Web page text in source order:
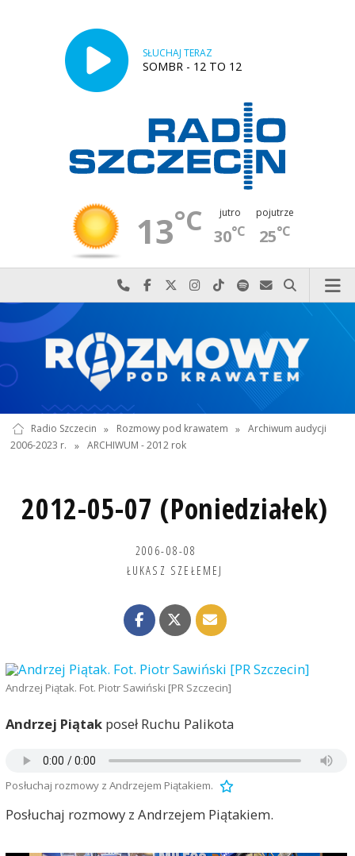
SŁUCHAJ TERAZ
SOMBR - 12 TO 12
13°C jutro
30°C
pojutrze
25°C
Najlepiej po prostu do nas zadzwoń
Odwiedź nas na Facebook-u
Odwiedź nas na X
Odwiedź nas na Instagram-ie
Odwiedź nas na TikTok-u
Szukaj nas na Spotify
Wyślij do nas
Szukaj
Radio Szczecin » Rozmowy pod krawatem » Archiwum audycji
2006-2023 r.
» ARCHIWUM - 2012 rok
2012-05-07 (Poniedziałek)
2006-08-08
ŁUKASZ SZEŁEMEJ
Andrzej Piątak. Fot. Piotr Sawiński [PR Szczecin]
Andrzej Piątakposeł Ruchu Palikota
Posłuchaj rozmowy z Andrzejem Piątakiem.
Posłuchaj rozmowy z Andrzejem Piątakiem.